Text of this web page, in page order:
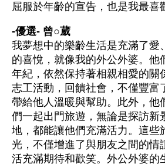
屈服於年齡的宣告，也是我最喜
-優選- 曾○葳
我夢想中的樂齡生活是充滿了愛
的喜悅，就像我的外公外婆。他
年紀，依然保持著相親相愛的關
志工活動，回饋社會，不僅豐富
帶給他人溫暖與幫助。此外，他
們一起出門旅遊，無論是探訪新
地，都能讓他們充滿活力。這些
光，不僅增進了與朋友之間的情
活充滿期待和歡笑。外公外婆的